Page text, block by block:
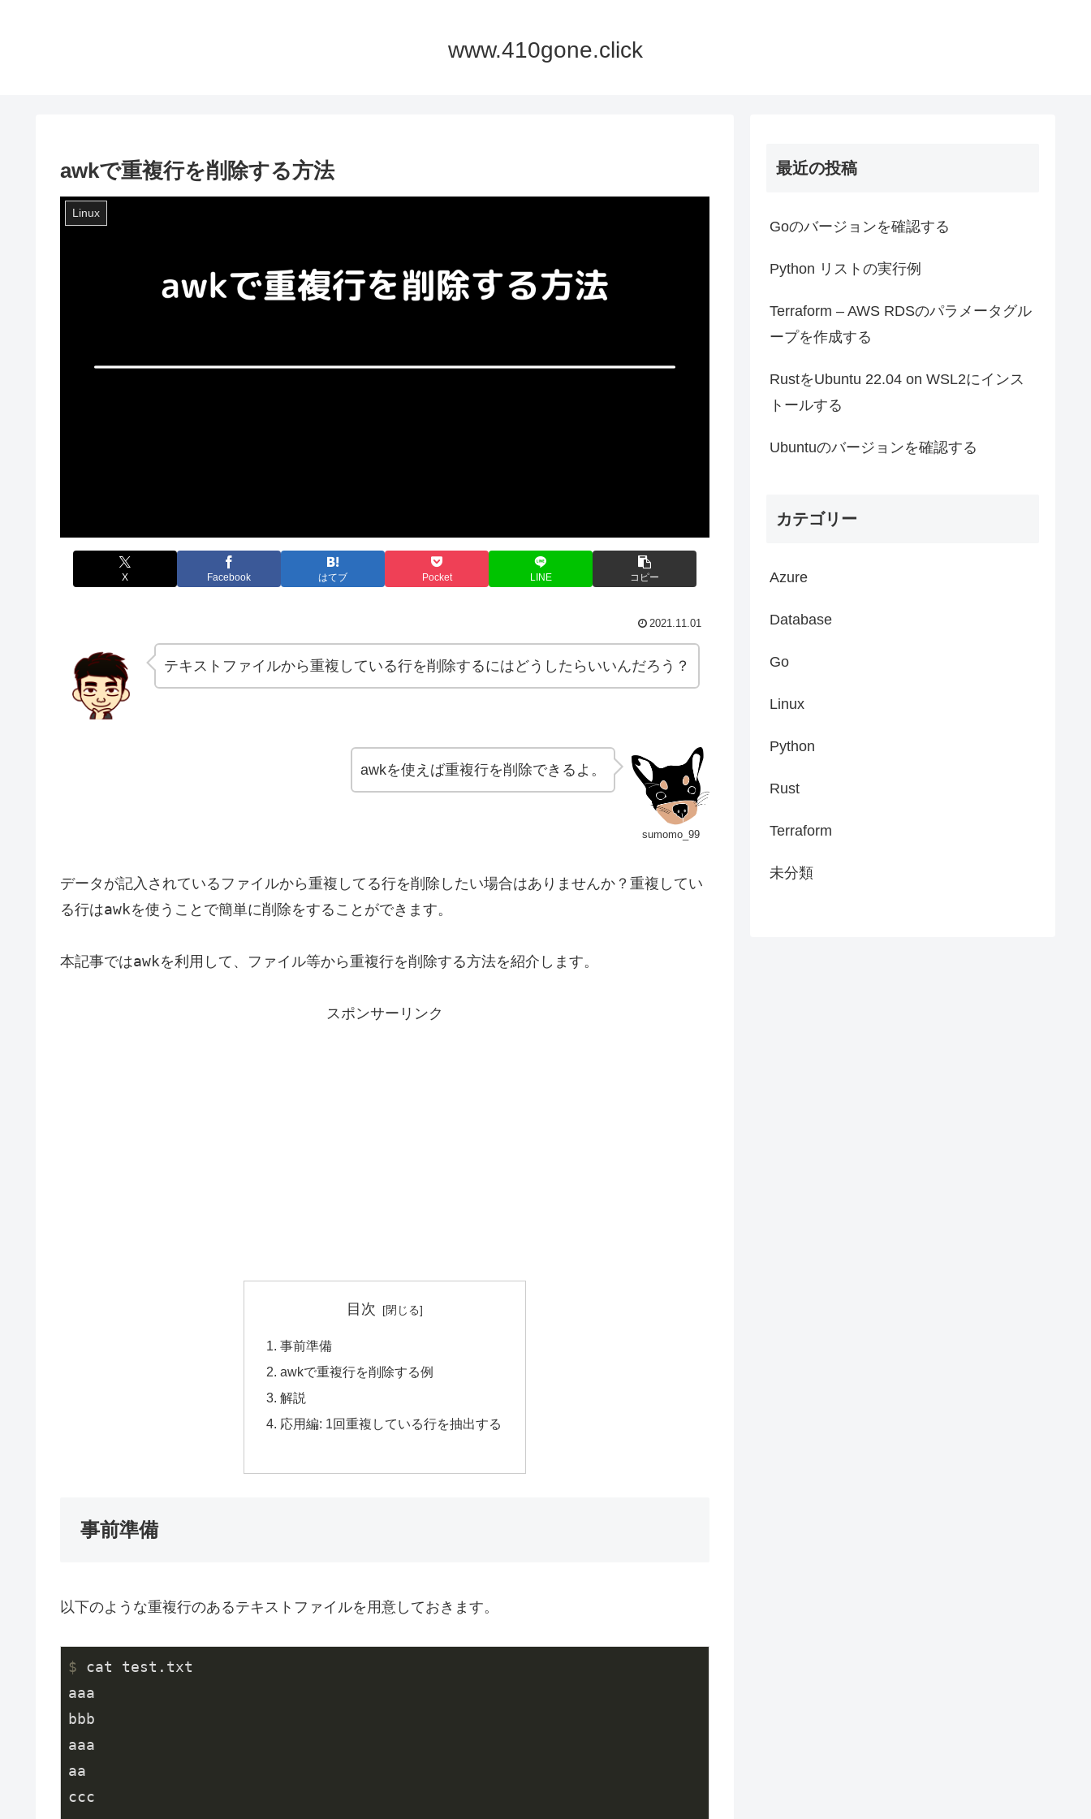
www.410gone.click
awkで重複行を削除する方法
Linux
X Facebook はてブ Pocket LINE コピー
2021.11.01
テキストファイルから重複している行を削除するにはどうしたらいいんだろう？
sumomo_99
awkを使えば重複行を削除できるよ。
データが記入されているファイルから重複してる行を削除したい場合はありませんか？重複してい
る行はawkを使うことで簡単に削除をすることができます。
本記事ではawkを利用して、ファイル等から重複行を削除する方法を紹介します。
スポンサーリンク
目次
事前準備
awkで重複行を削除する例
解説
応用編: 1回重複している行を抽出する
事前準備
以下のような重複行のあるテキストファイルを用意しておきます。
$ cat test.txt
aaa
bbb
aaa
aa
ccc
最近の投稿
Goのバージョンを確認する
Python リストの実行例
Terraform – AWS RDSのパラメータグル
ープを作成する
RustをUbuntu 22.04 on WSL2にインス
トールする
Ubuntuのバージョンを確認する
カテゴリー
Azure
Database
Go
Linux
Python
Rust
Terraform
未分類